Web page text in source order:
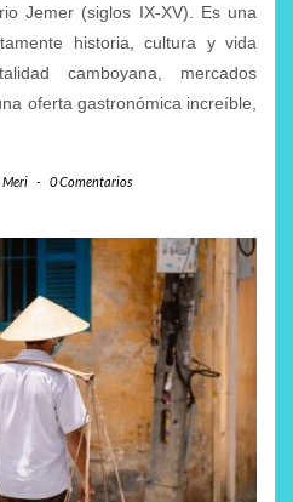
Jemer (siglos IX-XV). Es una
historia, cultura y vida
camboyana, mercados
oferta gastronómica increíble,
Meri - 0 Comentarios